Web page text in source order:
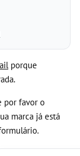
porque
por favor o
marca já está